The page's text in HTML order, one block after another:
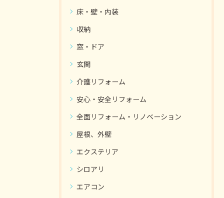
床・壁・内装
収納
窓・ドア
玄関
介護リフォーム
安心・安全リフォーム
全面リフォーム・リノベーション
屋根、外壁
エクステリア
シロアリ
エアコン